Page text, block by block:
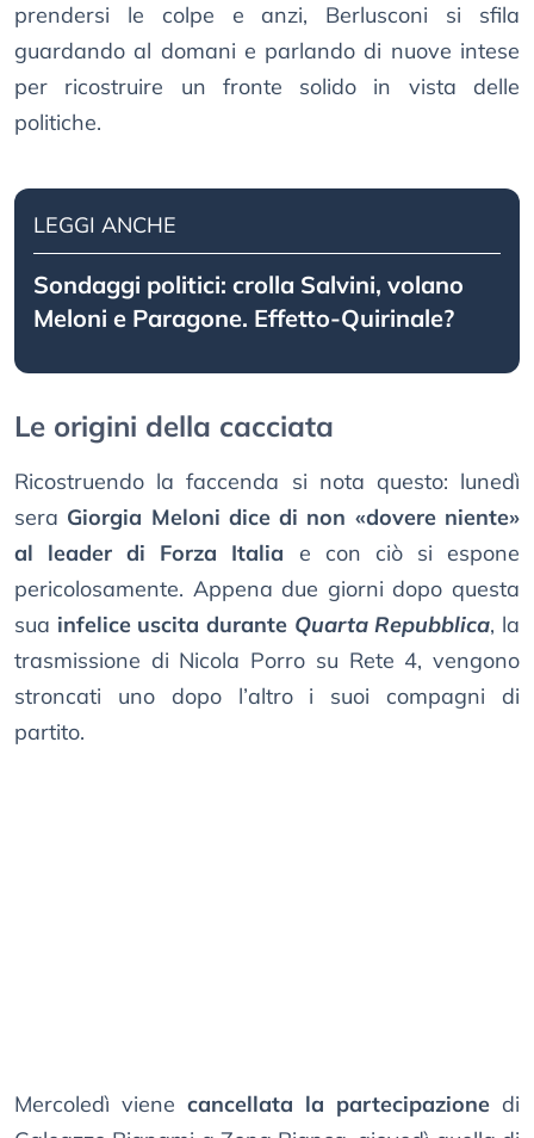
prendersi le colpe e anzi, Berlusconi si sfila
guardando al domani e parlando di nuove intese
per ricostruire un fronte solido in vista delle
politiche.
LEGGI ANCHE
Sondaggi politici: crolla Salvini, volano
Meloni e Paragone. Effetto-Quirinale?
Le origini della cacciata
Ricostruendo la faccenda si nota questo: lunedì
sera Giorgia Meloni dice di non «dovere niente»
al leader di Forza Italia e con ciò si espone
pericolosamente. Appena due giorni dopo questa
sua infelice uscita durante Quarta Repubblica, la
trasmissione di Nicola Porro su Rete 4, vengono
stroncati uno dopo l’altro i suoi compagni di
partito.
Mercoledì viene cancellata la partecipazione di